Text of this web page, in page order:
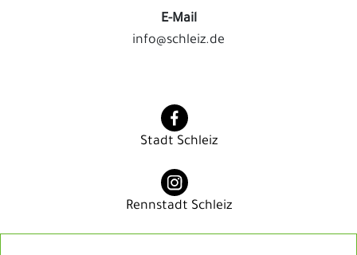
E-Mail
info@schleiz.de
Stadt Schleiz
Rennstadt Schleiz